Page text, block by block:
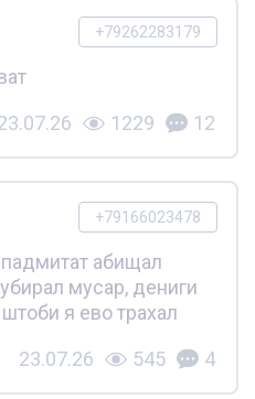
+79262283179
1229 12
+79166023478
абищал
мусар, дениги
я ево трахал
23.07.26 545 4